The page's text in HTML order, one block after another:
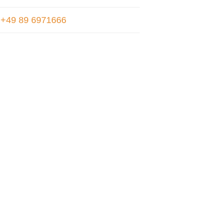
+49 89 6971666